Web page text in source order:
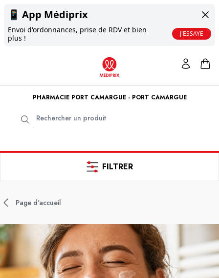
📱 App Médiprix
Envoi d'ordonnances, prise de RDV et bien
plus !
J'ESSAYE
PHARMACIE PORT CAMARGUE - PORT CAMARGUE
FILTRER
Page d'accueil